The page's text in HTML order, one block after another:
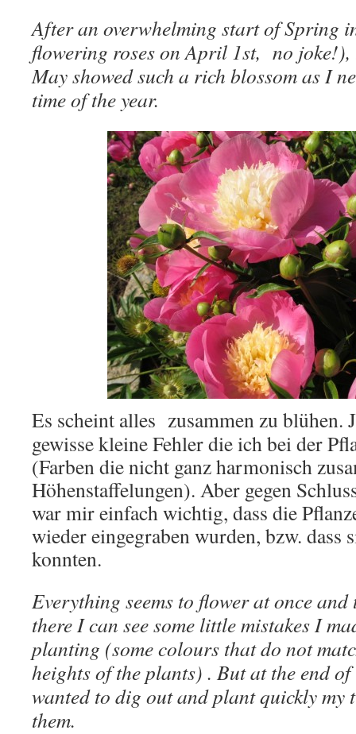
After an overwhelming start of Spring
flowering roses on April 1st, no joke!),
May showed such a rich blossom as I
time of the year.
Es scheint alles zusammen zu blühen.
gewisse kleine Fehler die ich bei der
(Farben die nicht ganz harmonisch
Höhenstaffelungen). Aber gegen
war mir einfach wichtig, dass die
wieder eingegraben wurden, bzw. dass
konnten.
Everything seems to flower at once and
there I can see some little mistakes I
planting (some colours that do not
heights of the plants) . But at the end
wanted to dig out and plant quickly my
them.